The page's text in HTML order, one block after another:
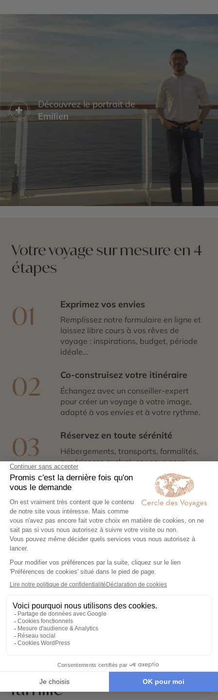
Découvrez le portrait de
Emilien
Votre voyage sur mesure en 4
étapes
01 Exprimez vos envies
Remplissez notre formulaire en ligne et
laissez libre cours à vos rêves de
voyage : inspirations, budget, période
idéale…
02 Co-construisez votre itinéraire
Échangez avec un conseiller-expert
pour créer un voyage à votre image,
adapté à vos envies et à votre rythme.
03 Réservez en toute sérénité
Hébergements, transports, formalités,
expériences exclusives : nous nous
chargeons de tout. Il ne vous reste plus
qu’à partir !
04 Partez l’esprit léger
Votre carnet de voyage personnalisé
contient les informations essentielles.
Sur place, notre conciergerie reste
Des attractions uniques
en mer pour toute la
famille